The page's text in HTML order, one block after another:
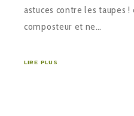
astuces contre les taupes
composteur et ne…
LIRE PLUS